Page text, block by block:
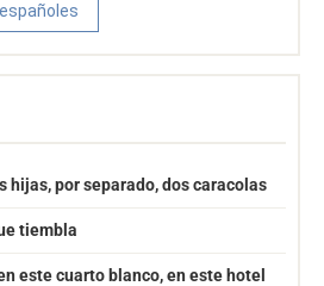
hijas, por separado, dos caracolas
tiembla
este cuarto blanco, en este hotel